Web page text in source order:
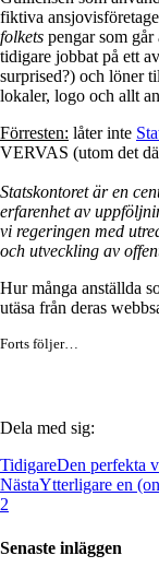
fiktiva
folkets pengar som
tidigare jobbat på ett
surprised?) och löner
lokaler, logo och allt
Förresten: låter inte
VERVAS (utom det
Statskontoret är en
erfarenhet av
vi regeringen med
och utveckling av
Hur många anställda
utäsa från deras
Forts följer…
Dela med sig:
TidigareDen perfekta
NästaYtterligare en
2
Senaste inläggen